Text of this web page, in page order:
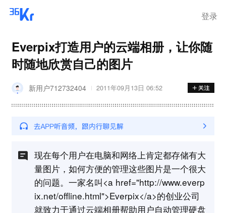
登录
Everpix打造用户的云端相册，让你随
时随地欣赏自己的图片
新用户712732404 2011年09月13日 06:52
现在每个用户在电脑和网络上肯定都存储有大
量图片，如何方便的管理这些图片是一个很大
的问题。一家名叫<a href="http://www.everp
ix.net/offline.html">Everpix</a>的创业公司
就致力于通过云端相册帮助用户自动管理硬盘